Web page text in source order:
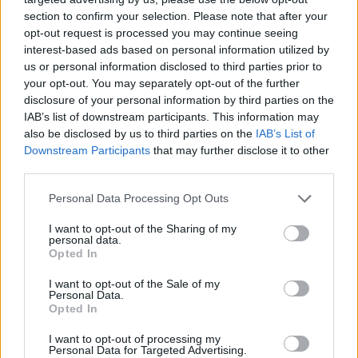
section to confirm your selection. Please note that after your
opt-out request is processed you may continue seeing
interest-based ads based on personal information utilized by
us or personal information disclosed to third parties prior to
your opt-out. You may separately opt-out of the further
disclosure of your personal information by third parties on the
IAB’s list of downstream participants. This information may
also be disclosed by us to third parties on the IAB’s List of
Downstream Participants that may further disclose it to other
Personal Data Processing Opt Outs
I want to opt-out of the Sharing of my
personal data.
Opted In
I want to opt-out of the Sale of my
Personal Data.
Opted In
I want to opt-out of processing my
Personal Data for Targeted Advertising.
Örebro tycker att beslutet är tråkigt, men han tar
ändå de nya restriktionerna med ett visst lugn.
– Det var väntat. Det drabbar inte oss så mycket. Vi
har inte så många stående besökare. Visst känns det
som ett bakslag, men det är samma för alla. Enda
sättet att få det här att gå över är att alla gör sitt,
säger han.